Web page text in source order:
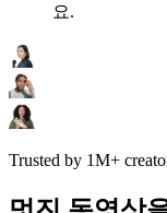
요.
Trusted by 1M+